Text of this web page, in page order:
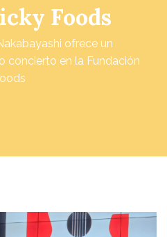
Foods
ofrece un
concierto en la Fundación